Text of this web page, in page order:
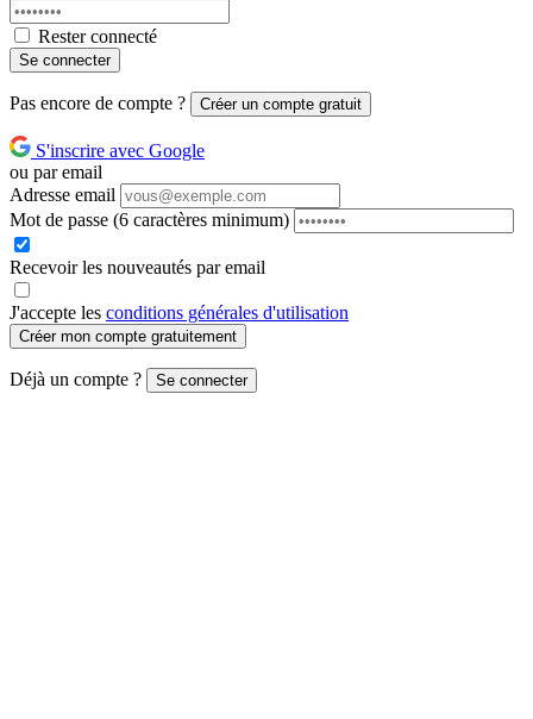
Rester connecté
Se connecter
Pas encore de compte ? Créer un compte gratuit
S'inscrire avec Google
ou par email
Adresse email
Mot de passe (6 caractères minimum)
Recevoir les nouveautés par email
J'accepte les conditions générales d'utilisation
Créer mon compte gratuitement
Déjà un compte ? Se connecter